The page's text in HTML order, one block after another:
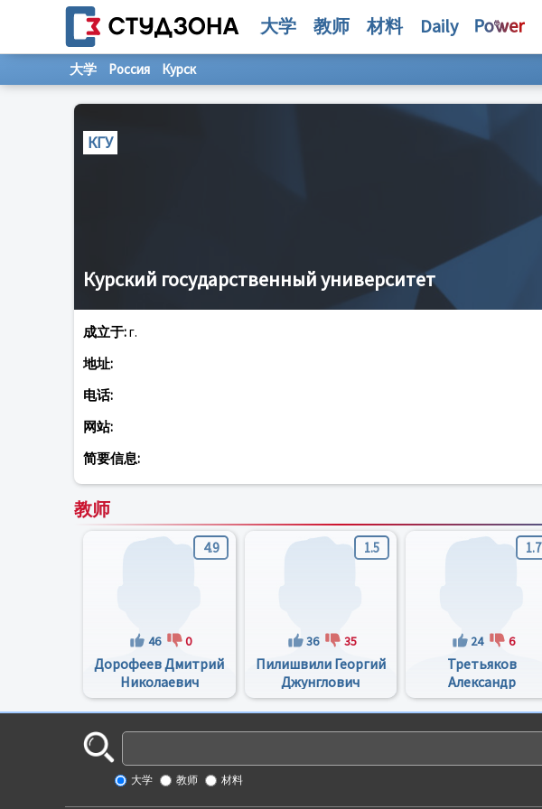
大学 教师 材料 Daily
大学 Россия Курск
КГУ
Курский государственный университет
成立于:г.
地址:
电话:
网站:
简要信息:
教师
4.9
46 0
Дорофеев Дмитрий
Николаевич
1.5
36 35
Пилишвили Георгий
Джунглович
1.7
24 6
Третьяков
Александр
Викторович
大学 教师 材料